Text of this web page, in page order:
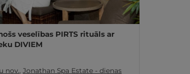
veselības PIRTS rituāls ar
DIVIEM
nov., Jonathan Spa Estate - dienas